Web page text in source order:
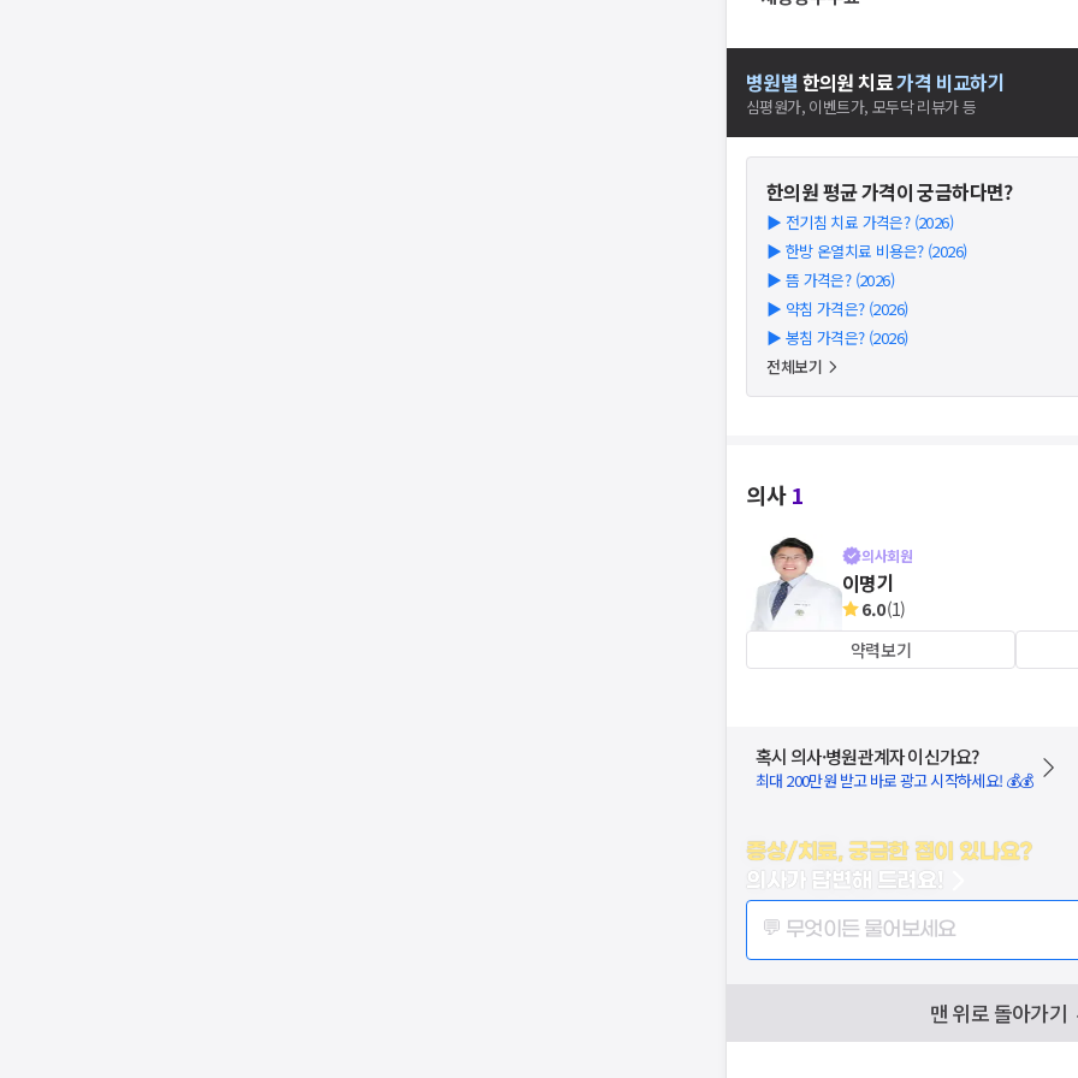
병원별 한의원치료가격 비교하기
심평원가, 이벤트가, 모두닥 리뷰가 등
한의원평균 가격이 궁금하다면?
▶ 전기침 치료 가격은? (2026)
▶ 한방 온열치료 비용은? (2026)
▶ 뜸 가격은? (2026)
▶ 약침 가격은? (2026)
▶ 봉침 가격은? (2026)
전체보기
의사1
의사회원
이명기
6.0(1)
약력보기
혹시 의사·병원관계자 이신가요?
최대 200만원 받고 바로 광고 시작하세요! 💰💰
증상/치료, 궁금한 점이 있나요?
의사가 답변해 드려요!
💬 무엇이든 물어보세요
맨 위로 돌아가기